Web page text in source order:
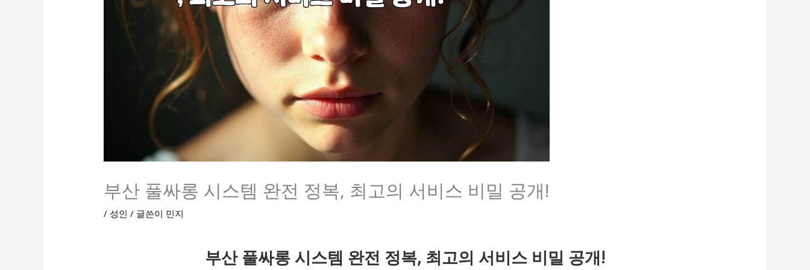
부산 풀싸롱 시스템 완전 정복, 최고의 서비스 비밀 공개!
/ 성인 / 글쓴이 민지
부산 풀싸롱 시스템 완전 정복, 최고의 서비스 비밀 공개!